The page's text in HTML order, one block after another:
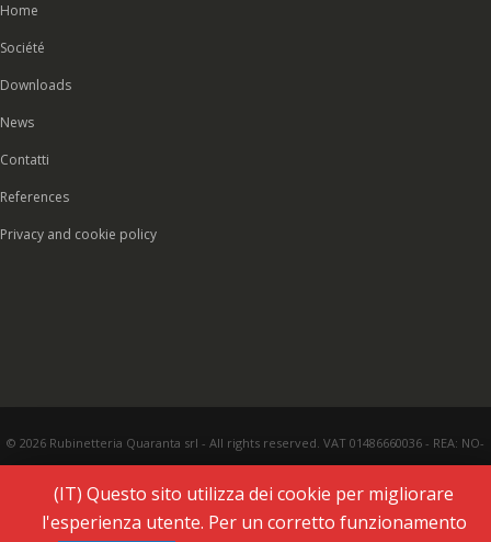
Home
Société
Downloads
News
Contatti
References
Privacy and cookie policy
© 2026 Rubinetteria Quaranta srl - All rights reserved. VAT 01486660036 - REA: NO-
(IT) Questo sito utilizza dei cookie per migliorare
l'esperienza utente. Per un corretto funzionamento